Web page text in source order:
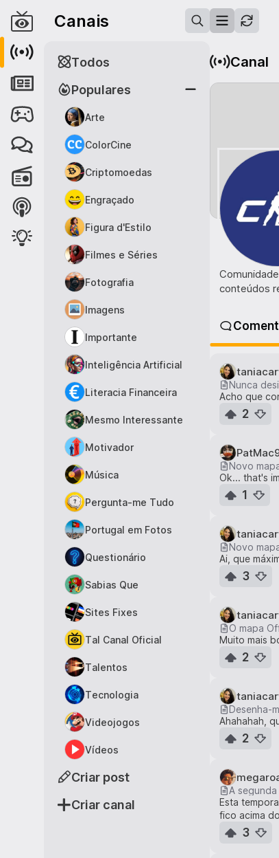
Canais
Criar canal
Criar post
Populares
Arte
ColorCine
Criptomoedas
Engraçado
Figura d'Estilo
Filmes e Séries
Fotografia
Imagens
Importante
Inteligência Artificial
Literacia Financeira
Mesmo Interessante
Motivador
Música
Pergunta-me Tudo
Portugal em Fotos
Questionário
Sabias Que
Sites Fixes
Tal Canal Oficial
Talentos
Tecnologia
Videojogos
Vídeos
Todos Canal
conteúdos
Nunca
Acho que
2
Novo
Ok... that's
1
Novo
Ai, que
3
O mapa
Muito mais
2
Desenha-
Ahahahah,
2
A
Esta
fico acima
3